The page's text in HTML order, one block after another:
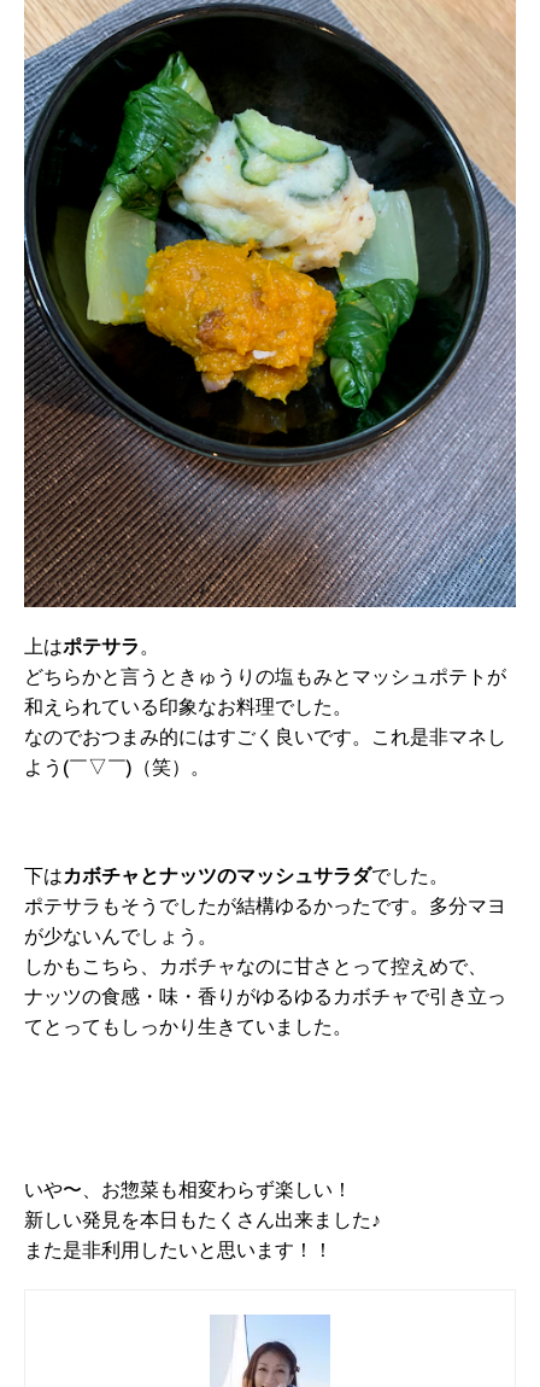
上はポテサラ。
どちらかと言うときゅうりの塩もみとマッシュポテトが
和えられている印象なお料理でした。
なのでおつまみ的にはすごく良いです。これ是非マネし
よう(￣▽￣)（笑）。
下はカボチャとナッツのマッシュサラダでした。
ポテサラもそうでしたが結構ゆるかったです。多分マヨ
が少ないんでしょう。
しかもこちら、カボチャなのに甘さとって控えめで、
ナッツの食感・味・香りがゆるゆるカボチャで引き立っ
てとってもしっかり生きていました。
いや〜、お惣菜も相変わらず楽しい！
新しい発見を本日もたくさん出来ました♪
また是非利用したいと思います！！